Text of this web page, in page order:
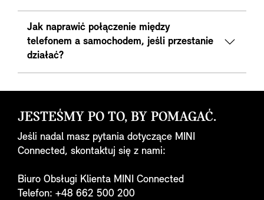
Jak naprawić połączenie między
telefonem a samochodem, jeśli przestanie
działać?
JESTEŚMY PO TO, BY POMAGAĆ.
Jeśli nadal masz pytania dotyczące MINI
Connected, skontaktuj się z nami:
Biuro Obsługi Klienta MINI Connected
Telefon: +48 662 500 200